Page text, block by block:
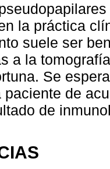
la práctica
suele ser
a la
Se
paciente de
de